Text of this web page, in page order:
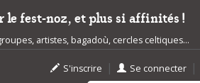
le fest-noz, et plus si affinités !
artistes, bagadoù, cercles celtiques...
S'inscrire | Se connecter |